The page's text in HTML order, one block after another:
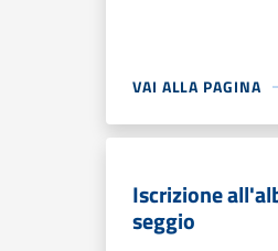
VAI ALLA PAGINA
Iscrizione
seggio